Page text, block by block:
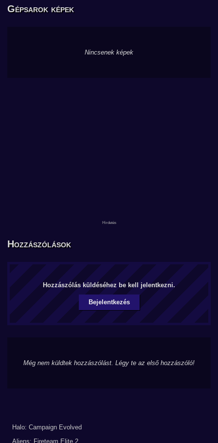
Gépsarok képek
Nincsenek képek
Hozzászólások
Hozzászólás küldéséhez be kell jelentkezni.
Bejelentkezés
Még nem küldtek hozzászólást. Légy te az első hozzászóló!
Halo: Campaign Evolved
Aliens: Fireteam Elite 2